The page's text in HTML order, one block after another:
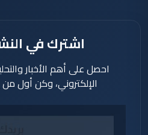
اشترك في
احصل على أهم الأخبار
الإلكتروني، وكن أول